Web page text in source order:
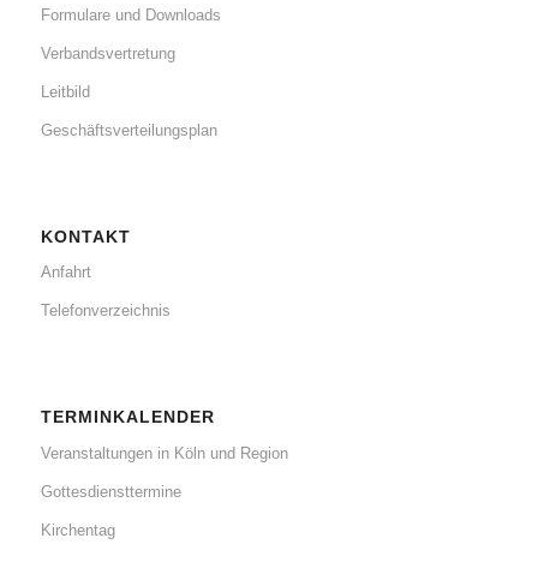
Formulare und Downloads
Verbandsvertretung
Leitbild
Geschäftsverteilungsplan
KONTAKT
Anfahrt
Telefonverzeichnis
TERMINKALENDER
Veranstaltungen in Köln und Region
Gottesdiensttermine
Kirchentag